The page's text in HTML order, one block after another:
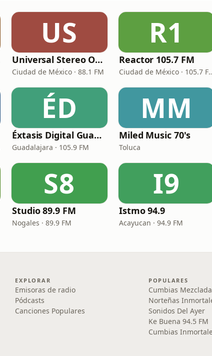
US
Universal Stereo Online
Ciudad de México · 88.1 FM
R1
Reactor 105.7 FM
Ciudad de
ÉD
Éxtasis Digital Guadalajara
Guadalajara · 105.9 FM
MM
Miled Music 70's
Toluca
S8
Studio 89.9 FM
Nogales · 89.9 FM
I9
Istmo 94.9
Acayucan · 94.9 FM
EXPLORAR
Emisoras de radio
Pódcasts
Canciones Populares
POPULARES
Cumbias
Norteñas
Sonidos Del Ayer
Ke Buena 94.5 FM
Cumbias